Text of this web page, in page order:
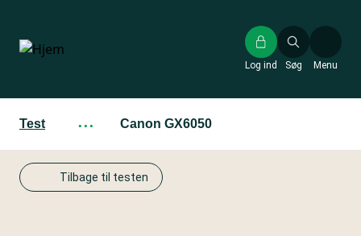
hovedindhold
Søg
Log ind Menu
Test ··· Canon GX6050
Tilbage til testen